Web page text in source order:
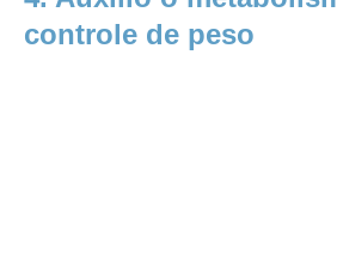
controle de peso